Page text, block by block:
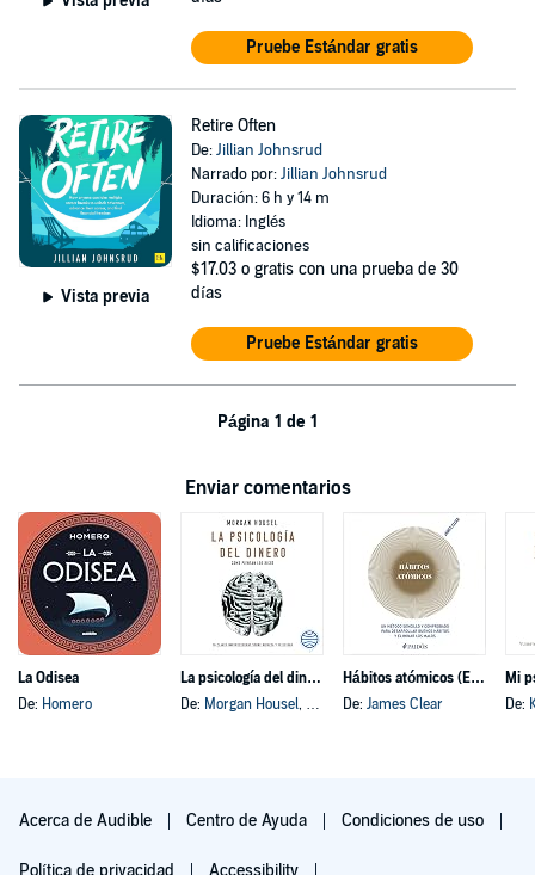
Pruebe Estándar gratis
Vista previa
Retire Often
De:Jillian Johnsrud
Narrado por:Jillian Johnsrud
Duración: 6 h y 14 m
Idioma: Inglés
sin calificaciones
$17.03 o gratis con una prueba de 30
días
Pruebe Estándar gratis
Página 1 de 1
Enviar comentarios
La Odisea
De: Homero
La psicología del dinero
De: Morgan Housel, y otros
Hábitos atómicos (Español neutro)
De: James Clear
Mi
De:
Acerca de Audible Centro de Ayuda Condiciones de uso
Política de privacidad Accessibility